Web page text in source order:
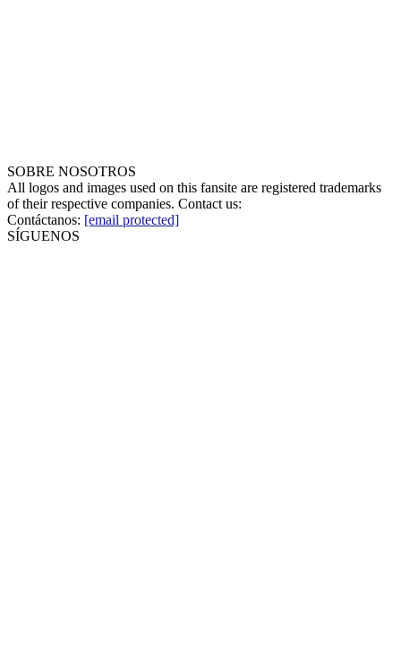
SOBRE NOSOTROS
All logos and images used on this fansite are registered trademarks
of their respective companies. Contact us:
Contáctanos: [email protected]
SÍGUENOS